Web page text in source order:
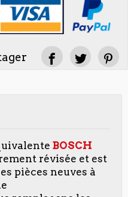
BOSCH
révisée et est
pièces neuves à